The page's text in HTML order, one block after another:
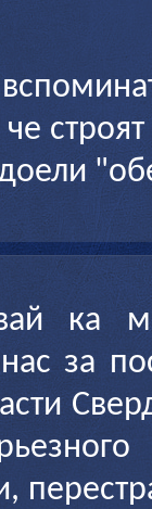
ка
за